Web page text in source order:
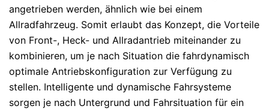
angetrieben werden, ähnlich wie bei einem
Allradfahrzeug. Somit erlaubt das Konzept, die Vorteile
von Front-, Heck- und Allradantrieb miteinander zu
kombinieren, um je nach Situation die fahrdynamisch
optimale Antriebs­konfiguration zur Verfügung zu
stellen. Intelligente und dynamische Fahrsysteme
sorgen je nach Untergrund und Fahrsituation für ein